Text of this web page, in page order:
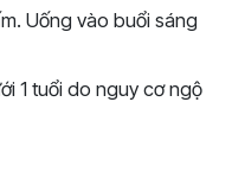
Uống vào buổi sáng
1 tuổi do nguy cơ ngộ